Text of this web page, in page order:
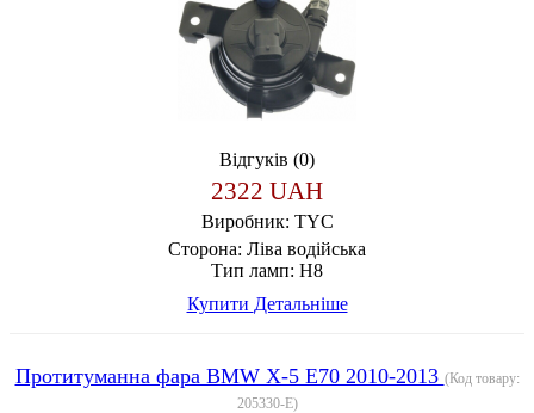
Відгуків (0)
2322 UAH
Виробник: TYC
Сторона: Ліва водійська
Тип ламп: H8
Купити Детальніше
Протитуманна фара BMW X-5 E70 2010-2013 (Код товару:
205330-E)